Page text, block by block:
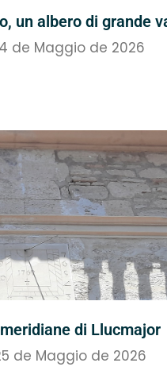
un albero di grande
de Maggio de 2026
di Llucmajor
de Maggio de 2026